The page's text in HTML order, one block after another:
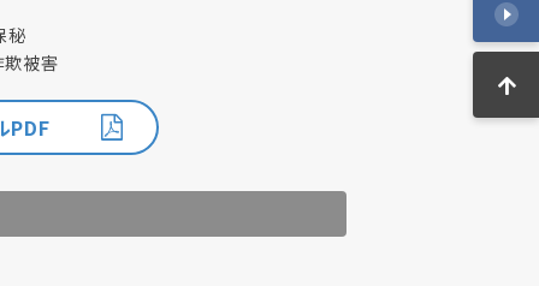
秘
被害
PDF